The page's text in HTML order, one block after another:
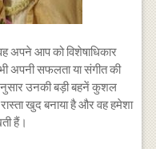
अपने आप को विशेषाधिकार
अपनी सफलता या संगीत की
उनकी बड़ी बहनें कुशल
खुद बनाया है और वह हमेशा
हैं।